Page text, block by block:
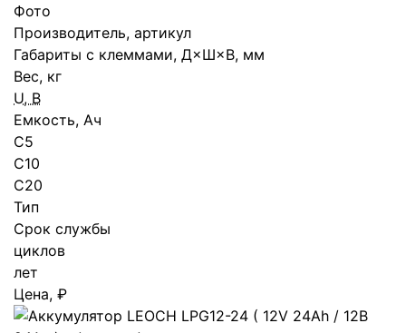
Фото
Производитель, артикул
Габариты с клеммами, Д×Ш×В, мм
Вес, кг
U, В
Емкость, Ач
С5
C10
C20
Тип
Срок службы
циклов
лет
Цена, ₽